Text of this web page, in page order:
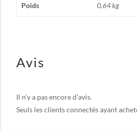
Poids 0,64 kg
Avis
Il n’y a pas encore d’avis.
Seuls les clients connectés ayant